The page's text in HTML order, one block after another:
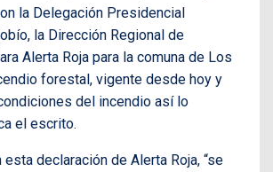
la Delegación Presidencial
la Dirección Regional de
Alerta Roja para la comuna de Los
forestal, vigente desde hoy y
del incendio así lo
el escrito.
declaración de Alerta Roja, “se